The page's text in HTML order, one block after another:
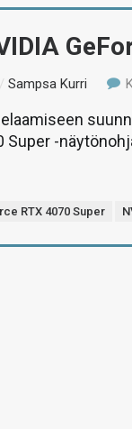
/Sampsa Kurri
Super -
RTX 4070 Super